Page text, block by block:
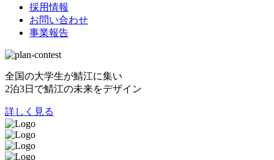
採用情報
お問い合わせ
事業報告
全国の大学生が鯖江に集い
2泊3日で鯖江の未来をデザイン
詳しく見る